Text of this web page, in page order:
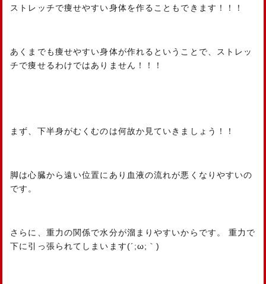
ストレッチで痩せやすい身体を作ることもできます！！！
あくまでも痩せやすい身体が作れるということで、ストレッ
チで痩せるわけではありません！！！
まず、下半身がむくむのは何故か見ていきましょう！！
脚は心臓から遠い位置にあり血液の流れが悪くなりやすいの
です。
さらに、重力の関係で水分が溜まりやすいからです。 重力で
下に引っ張られてしまいます(´;ω;｀)